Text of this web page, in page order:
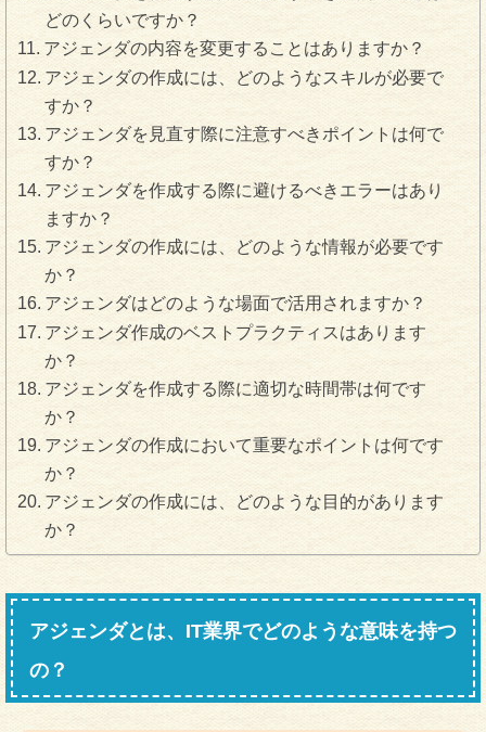
どのくらいですか？
アジェンダの内容を変更することはありますか？
アジェンダの作成には、どのようなスキルが必要で
すか？
アジェンダを見直す際に注意すべきポイントは何で
すか？
アジェンダを作成する際に避けるべきエラーはあり
ますか？
アジェンダの作成には、どのような情報が必要です
か？
アジェンダはどのような場面で活用されますか？
アジェンダ作成のベストプラクティスはあります
か？
アジェンダを作成する際に適切な時間帯は何です
か？
アジェンダの作成において重要なポイントは何です
か？
アジェンダの作成には、どのような目的があります
か？
アジェンダとは、IT業界でどのような意味を持つ
の？